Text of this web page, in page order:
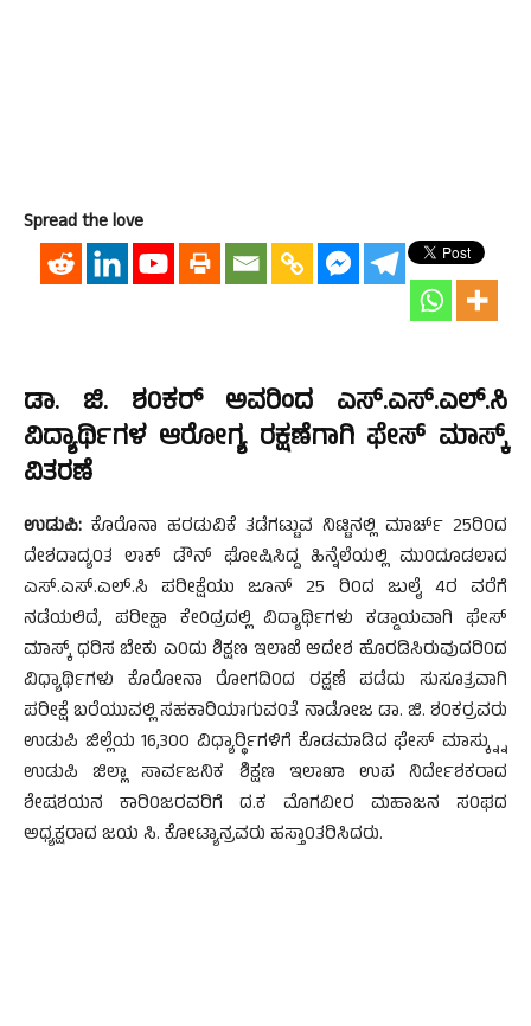
Spread the love
ಡಾ. ಜಿ. ಶ0ಕರ್ ಅವರಿಂದ ಎಸ್.ಎಸ್.ಎಲ್.ಸಿ
ವಿದ್ಯಾರ್ಥಿಗಳ ಆರೋಗ್ಯ ರಕ್ಷಣೆಗಾಗಿ ಫೇಸ್ ಮಾಸ್ಕ್
ವಿತರಣೆ
ಉಡುಪಿ: ಕೊರೊನಾ ಹರಡುವಿಕೆ ತಡೆಗಟ್ಟುವ ನಿಟ್ಟಿನಲ್ಲಿ ಮಾರ್ಚ್ 25ರಿ0ದ
ದೇಶದಾದ್ಯ0ತ ಲಾಕ್ ಡೌನ್ ಘೋಷಿಸಿದ್ದ ಹಿನ್ನೆಲೆಯಲ್ಲಿ ಮು0ದೂಡಲಾದ
ಎಸ್.ಎಸ್.ಎಲ್.ಸಿ ಪರೀಕ್ಷೆಯು ಜೂನ್ 25 ರಿ0ದ ಜುಲೈ 4ರ ವರೆಗೆ
ನಡೆಯಲಿದೆ, ಪರೀಕ್ಷಾ ಕೇ0ದ್ರದಲ್ಲಿ ವಿದ್ಯಾರ್ಥಿಗಳು ಕಡ್ಡಾಯವಾಗಿ ಫೇಸ್
ಮಾಸ್ಕ್ ಧರಿಸ ಬೇಕು ಎ0ದು ಶಿಕ್ಷಣ ಇಲಾಖೆ ಆದೇಶ ಹೊರಡಿಸಿರುವುದರಿ0ದ
ವಿಧ್ಯಾರ್ಥಿಗಳು ಕೊರೋನಾ ರೋಗದಿ0ದ ರಕ್ಷಣೆ ಪಡೆದು ಸುಸೂತ್ರವಾಗಿ
ಪರೀಕ್ಷೆ ಬರೆಯುವಲ್ಲಿ ಸಹಕಾರಿಯಾಗುವ0ತೆ ನಾಡೋಜ ಡಾ. ಜಿ. ಶ0ಕರ್ರವರು
ಉಡುಪಿ ಜಿಲ್ಲೆಯ 16,300 ವಿಧ್ಯಾರ್ರ್ಥಿಗಳಿಗೆ ಕೊಡಮಾಡಿದ ಫೇಸ್ ಮಾಸ್ಕ್ನ್ನು
ಉಡುಪಿ ಜಿಲ್ಲಾ ಸಾರ್ವಜನಿಕ ಶಿಕ್ಷಣ ಇಲಾಖಾ ಉಪ ನಿರ್ದೇಶಕರಾದ
ಶೇಷಶಯನ ಕಾರಿ0ಜರವರಿಗೆ ದ.ಕ ಮೊಗವೀರ ಮಹಾಜನ ಸ0ಘದ
ಅಧ್ಯಕ್ಷರಾದ ಜಯ ಸಿ. ಕೋಟ್ಯಾನ್ರವರು ಹಸ್ತಾ0ತರಿಸಿದರು.